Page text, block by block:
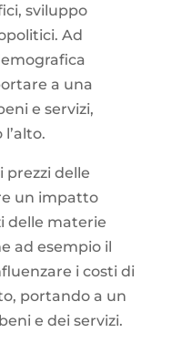
sviluppo
Ad
a una
e servizi,
prezzi delle
un impatto
delle materie
ad esempio il
i costi di
portando a un
e dei servizi.